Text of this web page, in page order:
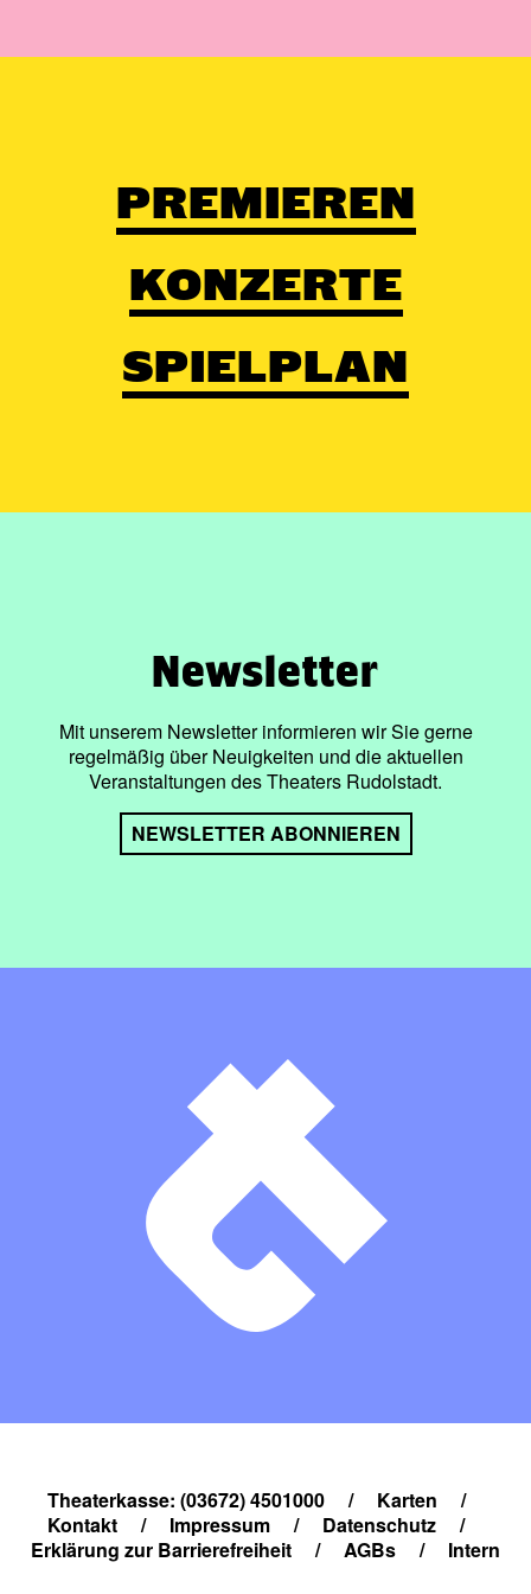
PREMIEREN
KONZERTE
SPIELPLAN
Newsletter
Mit unserem Newsletter informieren wir Sie gerne
regelmäßig über Neuigkeiten und die aktuellen
Veranstaltungen des Theaters Rudolstadt.
NEWSLETTER ABONNIEREN
Theaterkasse: (03672) 4501000 / Karten
/
Kontakt
/ Impressum / Datenschutz
/
Erklärung zur Barrierefreiheit
/ AGBs / Intern